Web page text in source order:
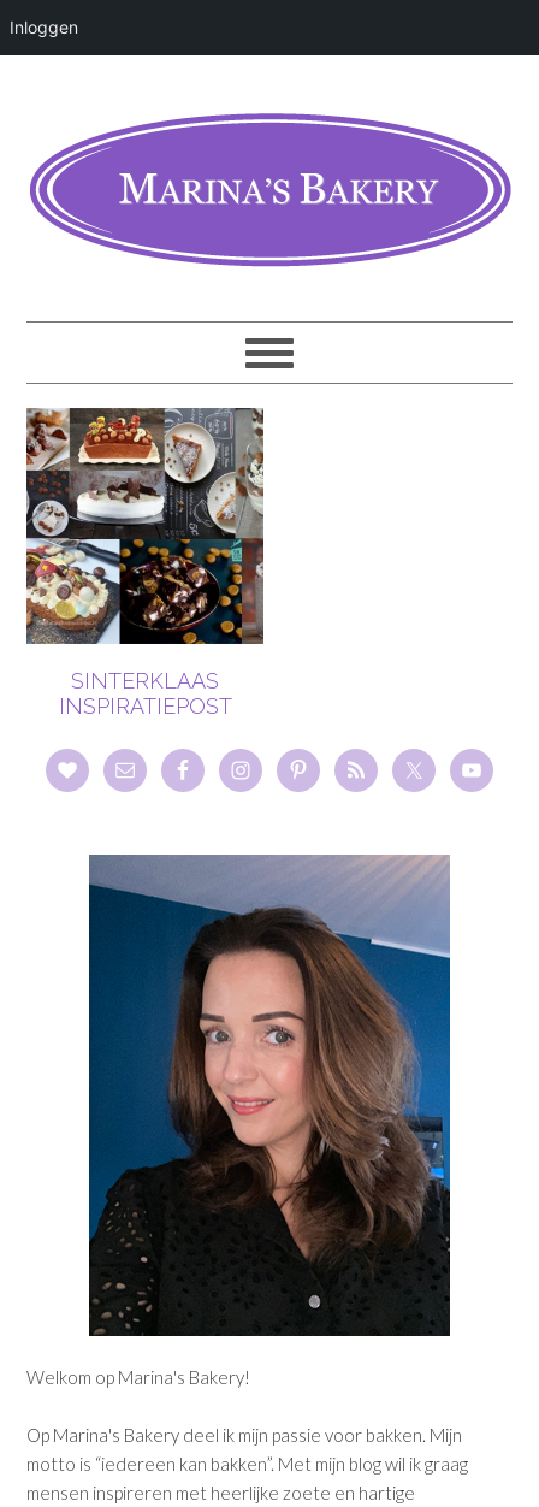
Inloggen
SINTERKLAAS
INSPIRATIEPOST
Welkom op Marina's Bakery!
Op Marina's Bakery deel ik mijn passie voor bakken. Mijn
motto is “iedereen kan bakken”. Met mijn blog wil ik graag
mensen inspireren met heerlijke zoete en hartige